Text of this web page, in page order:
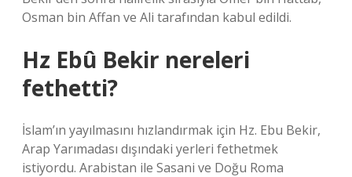
Osman bin Affan ve Ali tarafından kabul edildi.
Hz Ebû Bekir nereleri
fethetti?
İslam’ın yayılmasını hızlandırmak için Hz. Ebu Bekir,
Arap Yarımadası dışındaki yerleri fethetmek
istiyordu. Arabistan ile Sasani ve Doğu Roma